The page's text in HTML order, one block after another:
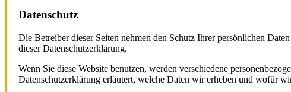
Datenschutz
Die Betreiber dieser Seiten nehmen den Schutz Ihrer persönlichen
dieser Datenschutzerklärung.
Wenn Sie diese Website benutzen, werden verschiedene
Datenschutzerklärung erläutert, welche Daten wir erheben und wofür